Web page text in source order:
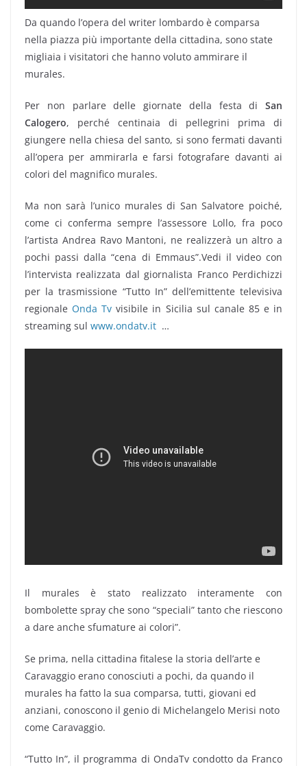
Da quando l’opera del writer lombardo è comparsa
nella piazza più importante della cittadina, sono state
migliaia i visitatori che hanno voluto ammirare il
murales.
Per non parlare delle giornate della festa di San
Calogero, perché centinaia di pellegrini prima di
giungere nella chiesa del santo, si sono fermati davanti
all’opera per ammirarla e farsi fotografare davanti ai
colori del magnifico murales.
Ma non sarà l’unico murales di San Salvatore poiché,
come ci conferma sempre l’assessore Lollo, fra poco
l’artista Andrea Ravo Mantoni, ne realizzerà un altro a
pochi passi dalla “cena di Emmaus”.Vedi il video con
l’intervista realizzata dal giornalista Franco Perdichizzi
per la trasmissione “Tutto In” dell’emittente televisiva
regionaleOnda Tvvisibile in Sicilia sul canale 85 e in
streaming sul www.ondatv.it …
Il murales è stato realizzato interamente con
bombolette spray che sono “speciali” tanto che riescono
a dare anche sfumature ai colori”.
Se prima, nella cittadina fitalese la storia dell’arte e
Caravaggio erano conosciuti a pochi, da quando il
murales ha fatto la sua comparsa, tutti, giovani ed
anziani, conoscono il genio di Michelangelo Merisi noto
come Caravaggio.
“Tutto In”, il programma di OndaTv condotto da Franco